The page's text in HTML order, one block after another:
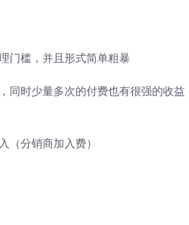
门槛，并且形式简单粗暴
同时少量多次的付费也有很强的收益
分销商加入费）